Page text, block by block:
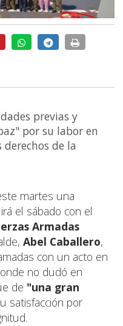
previas y
por su labor en
de la
martes una
el sábado con el
Armadas
Abel Caballero,
con un acto en
no dudó en
de "una gran
satisfacción por